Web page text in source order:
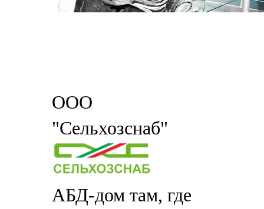
ООО
"Сельхозснаб"
АБД-дом там, где